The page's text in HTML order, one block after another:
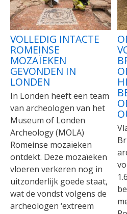
VOLLEDIG INTACTE
ROMEINSE
MOZAÏEKEN
GEVONDEN IN
LONDEN
In Londen heeft een team
van archeologen van het
Museum of Londen
Archeology (MOLA)
Romeinse mozaïeken
ontdekt. Deze mozaïeken
vloeren verkeren nog in
uitzonderlijk goede staat,
wat de vondst volgens de
archeologen ‘extreem